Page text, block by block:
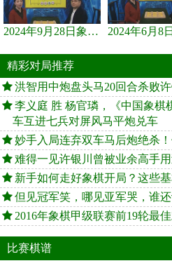
2024年9月28日象棋世界栏目，刘君、蒋川讲解了第九届杨官璘杯象棋...
精彩对局推荐
洪智用中炮盘头马20回合杀败许
李义庭 胜 杨官璘，《中国象棋
车互进七兵对屏风马平炮兑车
妙手入局连弃双车马后炮绝杀
难得一见许银川曾被业余高手
新手如何走好象棋开局？这些
但见冠军笑，哪见亚军哭，谁
2016年象棋甲级联赛前19轮最
比赛棋谱